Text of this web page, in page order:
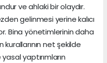
ve ahlaki bir olaydır.
gelinmesi yerine kalıcı
Bina yönetimlerinin daha
net şekilde
yaptırımların